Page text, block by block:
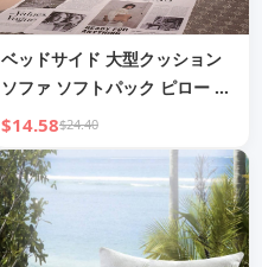
ベッドサイド 大型クッション
ソファ ソフトパック ピロー ク
ッション
$14.58$24.40